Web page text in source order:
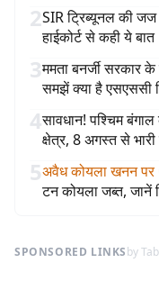
2SIR ट्रिब्यूनल की जज
हाईकोर्ट से कही ये बात
3ममता बनर्जी सरकार के
समझें क्या है एसएससी
4सावधान! पश्चिम
क्षेत्र, 8 अगस्त से भारी
5अवैध कोयला खनन पर
टन कोयला जब्त, जानें
SPONSORED LINKSby